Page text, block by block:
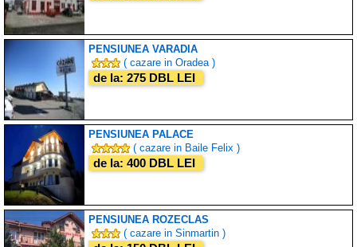
PENSIUNEA VARADIA
( cazare in Oradea )
de la: 275 DBL LEI
PENSIUNEA PALACE
( cazare in Baile Felix )
de la: 400 DBL LEI
PENSIUNEA ROZECLAS
( cazare in Sinmartin )